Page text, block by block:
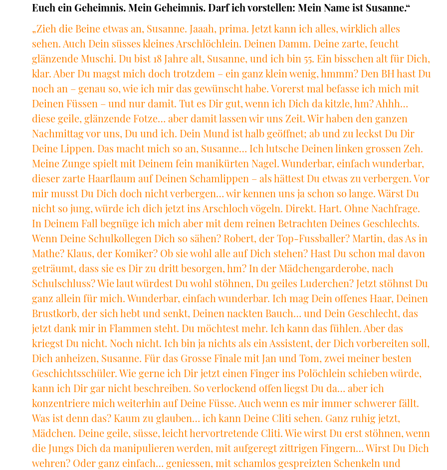
Euch ein Geheimnis. Mein Geheimnis. Darf ich vorstellen: Mein Name ist Susanne.“
„Zieh die Beine etwas an, Susanne. Jaaah, prima. Jetzt kann ich alles, wirklich alles
sehen. Auch Dein süsses kleines Arschlöchlein. Deinen Damm. Deine zarte, feucht
glänzende Muschi. Du bist 18 Jahre alt, Susanne, und ich bin 55. Ein bisschen alt für Dich,
klar. Aber Du magst mich doch trotzdem – ein ganz klein wenig, hmmm? Den BH hast Du
noch an – genau so, wie ich mir das gewünscht habe. Vorerst mal befasse ich mich mit
Deinen Füssen – und nur damit. Tut es Dir gut, wenn ich Dich da kitzle, hm? Ahhh…
diese geile, glänzende Fotze… aber damit lassen wir uns Zeit. Wir haben den ganzen
Nachmittag vor uns, Du und ich. Dein Mund ist halb geöffnet; ab und zu leckst Du Dir
Deine Lippen. Das macht mich so an, Susanne… Ich lutsche Deinen linken grossen Zeh.
Meine Zunge spielt mit Deinem fein manikürten Nagel. Wunderbar, einfach wunderbar,
dieser zarte Haarflaum auf Deinen Schamlippen – als hättest Du etwas zu verbergen. Vor
mir musst Du Dich doch nicht verbergen… wir kennen uns ja schon so lange. Wärst Du
nicht so jung, würde ich dich jetzt ins Arschloch vögeln. Direkt. Hart. Ohne Nachfrage.
In Deinem Fall begnüge ich mich aber mit dem reinen Betrachten Deines Geschlechts.
Wenn Deine Schulkollegen Dich so sähen? Robert, der Top-Fussballer? Martin, das As in
Mathe? Klaus, der Komiker? Ob sie wohl alle auf Dich stehen? Hast Du schon mal davon
geträumt, dass sie es Dir zu dritt besorgen, hm? In der Mädchengarderobe, nach
Schulschluss? Wie laut würdest Du wohl stöhnen, Du geiles Luderchen? Jetzt stöhnst Du
ganz allein für mich. Wunderbar, einfach wunderbar. Ich mag Dein offenes Haar, Deinen
Brustkorb, der sich hebt und senkt, Deinen nackten Bauch… und Dein Geschlecht, das
jetzt dank mir in Flammen steht. Du möchtest mehr. Ich kann das fühlen. Aber das
kriegst Du nicht. Noch nicht. Ich bin ja nichts als ein Assistent, der Dich vorbereiten soll,
Dich anheizen, Susanne. Für das Grosse Finale mit Jan und Tom, zwei meiner besten
Geschichtsschüler. Wie gerne ich Dir jetzt einen Finger ins Polöchlein schieben würde,
kann ich Dir gar nicht beschreiben. So verlockend offen liegst Du da… aber ich
konzentriere mich weiterhin auf Deine Füsse. Auch wenn es mir immer schwerer fällt.
Was ist denn das? Kaum zu glauben… ich kann Deine Cliti sehen. Ganz ruhig jetzt,
Mädchen. Deine geile, süsse, leicht hervortretende Cliti. Wie wirst Du erst stöhnen, wenn
die Jungs Dich da manipulieren werden, mit aufgeregt zittrigen Fingern… Wirst Du Dich
wehren? Oder ganz einfach… geniessen, mit schamlos gespreizten Schenkeln und